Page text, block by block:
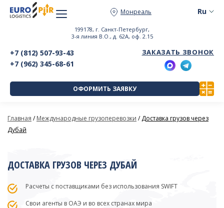
Монреаль
199178, г. Санкт-Петербург,
3-я линия В.О., д. 62А, оф. 2.15
+7 (812) 507-93-43
+7 (962) 345-68-61
ЗАКАЗАТЬ ЗВОНОК
ОФОРМИТЬ ЗАЯВКУ
Главная /Международные грузоперевозки /Доставка грузов через
Дубай
ДОСТАВКА ГРУЗОВ ЧЕРЕЗ ДУБАЙ
Расчеты с поставщиками без использования SWIFT
Свои агенты в ОАЭ и во всех странах мира